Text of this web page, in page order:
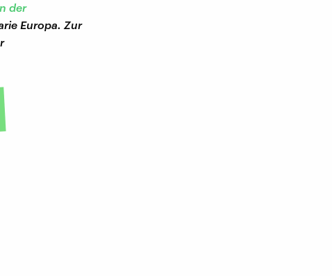
der
Europa. Zur